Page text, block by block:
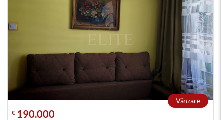
Vânzare
€ 190.000